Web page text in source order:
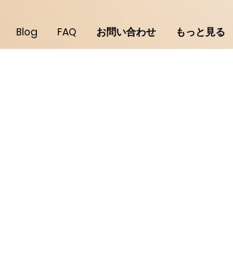
Blog FAQ お問い合わせ もっと見る